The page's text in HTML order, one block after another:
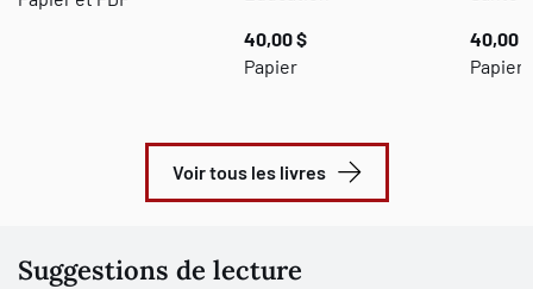
40,00 $
Papier
40,00 $
Papier
Voir tous les livres
Suggestions de lecture